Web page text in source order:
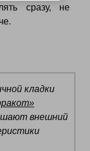
сразу, не
кладки
внешний